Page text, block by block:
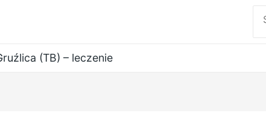
(TB) – leczenie